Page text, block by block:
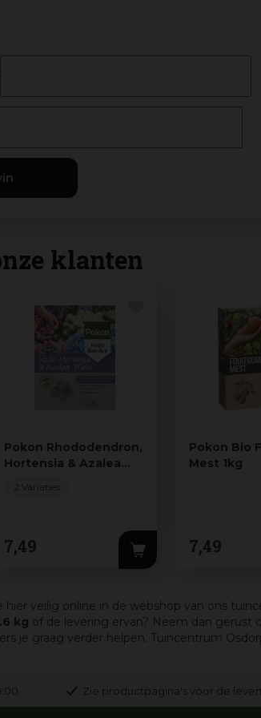
klanten
Pokon Rhododendron,
Hortensia & Azalea
7,49
2 Variaties
Pokon Bio
Mest 1kg
7,49
hier veilig online in de webshop van ons
kg of de levering ervan? Neem dan
je graag verder helpen. Tuincentrum
Zie productpagina's voor de